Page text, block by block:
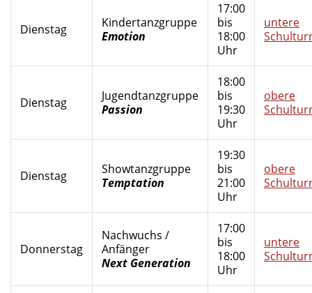
Dienstag
Kindertanzgruppe
Emotion
17:00
bis
18:00
Uhr
untere
Dienstag
Jugendtanzgruppe
Passion
18:00
bis
19:30
Uhr
obere
Dienstag
Showtanzgruppe
Temptation
19:30
bis
21:00
Uhr
obere
Donnerstag
Nachwuchs /
Anfänger
Next Generation
17:00
bis
18:00
Uhr
untere